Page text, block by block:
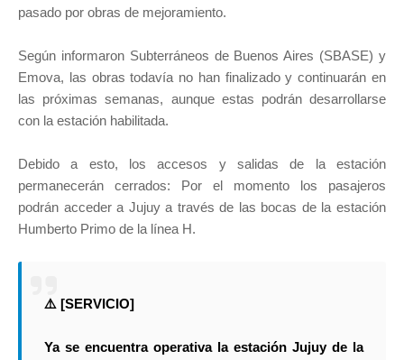
pasado por obras de mejoramiento.
Según informaron Subterráneos de Buenos Aires (SBASE) y
Emova, las obras todavía no han finalizado y continuarán en
las próximas semanas, aunque estas podrán desarrollarse
con la estación habilitada.
Debido a esto, los accesos y salidas de la estación
permanecerán cerrados: Por el momento los pasajeros
podrán acceder a Jujuy a través de las bocas de la estación
Humberto Primo de la línea H.
⚠️ [SERVICIO]
Ya se encuentra operativa la estación Jujuy de la